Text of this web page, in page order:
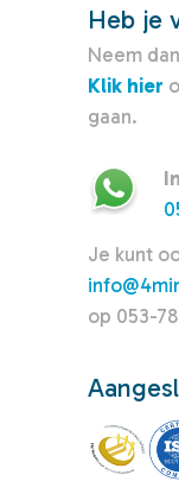
Heb je
Neem
Klik hier
gaan.
Je kunt
op 053-